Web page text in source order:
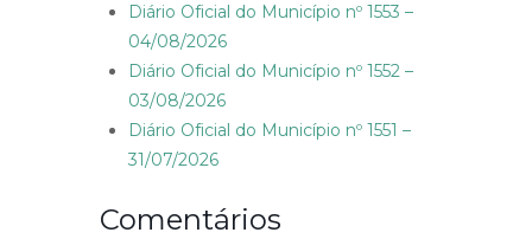
Diário Oficial do Município nº 1553 –
04/08/2026
Diário Oficial do Município nº 1552 –
03/08/2026
Diário Oficial do Município nº 1551 –
31/07/2026
Comentários